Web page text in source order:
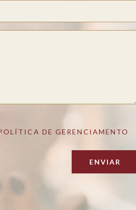
DE GERENCIAMENTO
ENVIAR